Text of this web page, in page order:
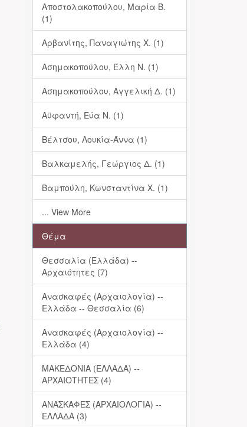
Αποστολακοπούλου, Μαρία Β.
(1)
Αρβανίτης, Παναγιώτης Χ. (1)
Ασημακοπούλου, Έλλη Ν. (1)
Ασημακοπούλου, Αγγελική Δ. (1)
Αϋφαντή, Εύα Ν. (1)
Βέλτσου, Λουκία-Άννα (1)
Βαλκαμελής, Γεώργιος Δ. (1)
Βαμπούλη, Κωνσταντίνα Χ. (1)
... View More
Θέμα
Θεσσαλία (Ελλάδα) --
Αρχαιότητες (7)
Ανασκαφές (Αρχαιολογία) --
Ελλάδα -- Θεσσαλία (6)
Ανασκαφές (Αρχαιολογία) --
Ελλάδα (4)
ΜΑΚΕΔΟΝΙΑ (ΕΛΛΑΔΑ) --
ΑΡΧΑΙΟΤΗΤΕΣ (4)
ΑΝΑΣΚΑΦΕΣ (ΑΡΧΑΙΟΛΟΓΙΑ) --
ΕΛΛΑΔΑ (3)